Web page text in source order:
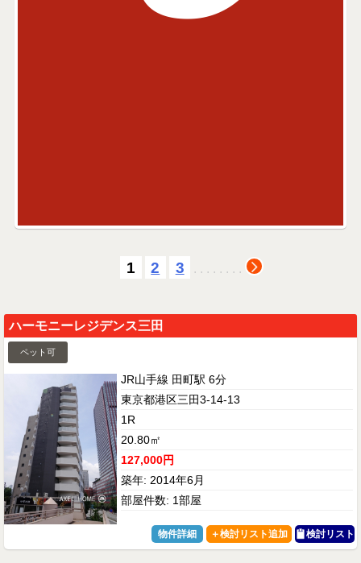
1 2 3 . . . . . . . .
ハーモニーレジデンス三田
ペット可
JR山手線 田町駅 6分
東京都港区三田3-14-13
1R
20.80㎡
127,000円
築年: 2014年6月
部屋件数: 1部屋
物件詳細 検討リスト